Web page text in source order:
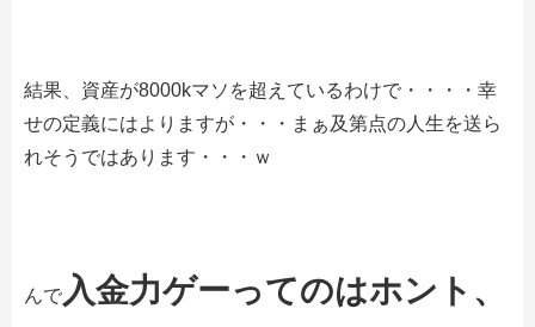
結果、資産が8000kマソを超えているわけで・・・・幸
せの定義にはよりますが・・・まぁ及第点の人生を送ら
れそうではあります・・・ｗ
んで入金力ゲーってのはホント、